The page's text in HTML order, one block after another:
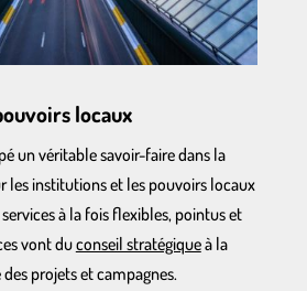
locaux
un véritable savoir-faire dans la
institutions et les pouvoirs locaux
à la fois flexibles, pointus et
vont duconseil stratégiqueà la
projets et campagnes.